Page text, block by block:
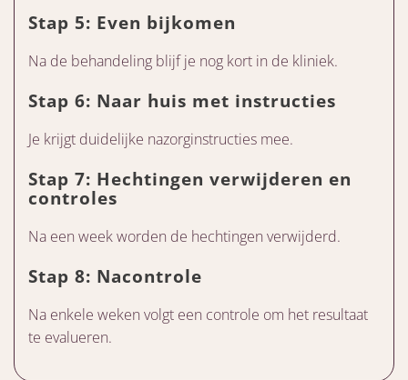
Stap 5: Even bijkomen
Na de behandeling blijf je nog kort in de kliniek.
Stap 6: Naar huis met instructies
Je krijgt duidelijke nazorginstructies mee.
Stap 7: Hechtingen verwijderen en
controles
Na een week worden de hechtingen verwijderd.
Stap 8: Nacontrole
Na enkele weken volgt een controle om het resultaat
te evalueren.